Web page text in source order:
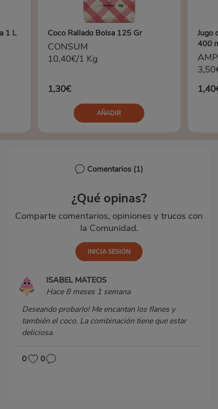
1 L Coco Rallado Bolsa 125 Gr
CONSUM
10,40€/1 Kg
1,30€
AÑADIR
Jugo
400
Comentarios (1)
¿Qué opinas?
Comparte comentarios, opiniones y trucos con
la Comunidad.
ISABEL MATEOS
Hace 8 meses 1 semana
Deseando probarlo! Me encantan los flanes y
también el coco. La combinación tiene que estar
deliciosa.
0 0